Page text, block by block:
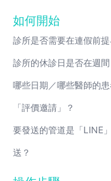
如何開始
診所是否需要在連假前
診所的休診日是否在週
哪些日期／哪些醫師的
「評價邀請」？
要發送的管道是「LINE
送？